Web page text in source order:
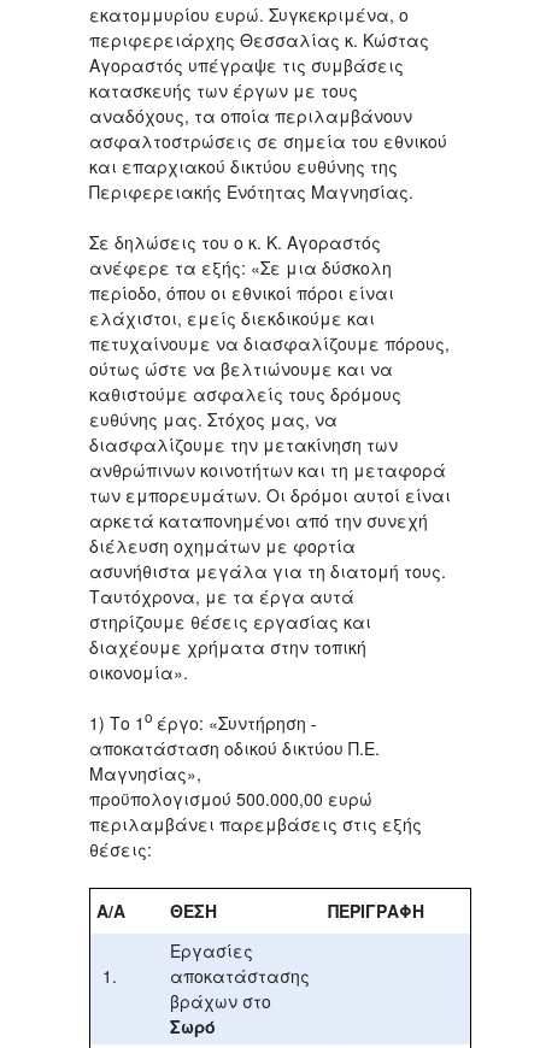
εκατομμυρίου ευρώ. Συγκεκριμένα, ο
περιφερειάρχης Θεσσαλίας κ. Κώστας
Αγοραστός υπέγραψε τις συμβάσεις
κατασκευής των έργων με τους
αναδόχους, τα οποία περιλαμβάνουν
ασφαλτοστρώσεις σε σημεία του εθνικού
και επαρχιακού δικτύου ευθύνης της
Περιφερειακής Ενότητας Μαγνησίας.
Σε δηλώσεις του ο κ. Κ. Αγοραστός
ανέφερε τα εξής: «Σε μια δύσκολη
περίοδο, όπου οι εθνικοί πόροι είναι
ελάχιστοι, εμείς διεκδικούμε και
πετυχαίνουμε να διασφαλίζουμε πόρους,
ούτως ώστε να βελτιώνουμε και να
καθιστούμε ασφαλείς τους δρόμους
ευθύνης μας. Στόχος μας, να
διασφαλίζουμε την μετακίνηση των
ανθρώπινων κοινοτήτων και τη μεταφορά
των εμπορευμάτων. Οι δρόμοι αυτοί είναι
αρκετά καταπονημένοι από την συνεχή
διέλευση οχημάτων με φορτία
ασυνήθιστα μεγάλα για τη διατομή τους.
Ταυτόχρονα, με τα έργα αυτά
στηρίζουμε θέσεις εργασίας και
διαχέουμε χρήματα στην τοπική
οικονομία».
1) Το 1ο έργο: «Συντήρηση -
αποκατάσταση οδικού δικτύου Π.Ε.
Μαγνησίας»,
προϋπολογισμού 500.000,00 ευρώ
περιλαμβάνει παρεμβάσεις στις εξής
θέσεις:
Α/Α ΘΕΣΗ
ΠΕΡΙΓΡΑΦΗ
Εργασίες
αποκατάστασης
βράχων στο
Σωρό